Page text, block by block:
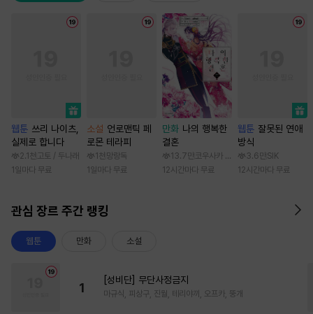
웹툰 쓰리 나이츠,
실제로 합니다
2.1천 고토 / 두나래
1일마다 무료
소설 언로맨틱 페
로몬 테라피
1천 망랑독
1일마다 무료
만화 나의 행복한
결혼
13.7만 코우사카 리토 / 아기토기 아쿠미
12시간마다 무료
웹툰 잘못된 연애
방식
3.6만 SIK
12시간마다 무료
관심 장르 주간 랭킹
웹툰 만화 소설
1
[성비단] 무단사정금지
마규식, 피상구, 진월, 테리야끼, 오프카, 뚱개